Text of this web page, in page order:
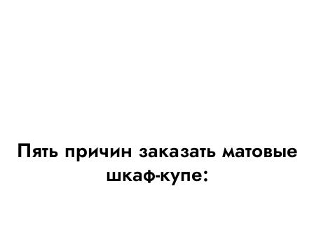
Пять причин заказать матовые
шкаф-купе: